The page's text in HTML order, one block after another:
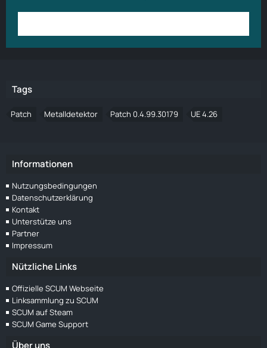
Tags
Patch Metalldetektor Patch 0.4.99.30179 UE 4.26
Informationen
Nutzungsbedingungen
Datenschutzerklärung
Kontakt
Unterstütze uns
Partner
Impressum
Nützliche Links
Offizielle SCUM Webseite
Linksammlung zu SCUM
SCUM auf Steam
SCUM Game Support
Über uns